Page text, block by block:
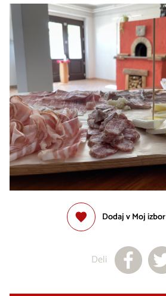
Dodaj v Moj izbor
Deli